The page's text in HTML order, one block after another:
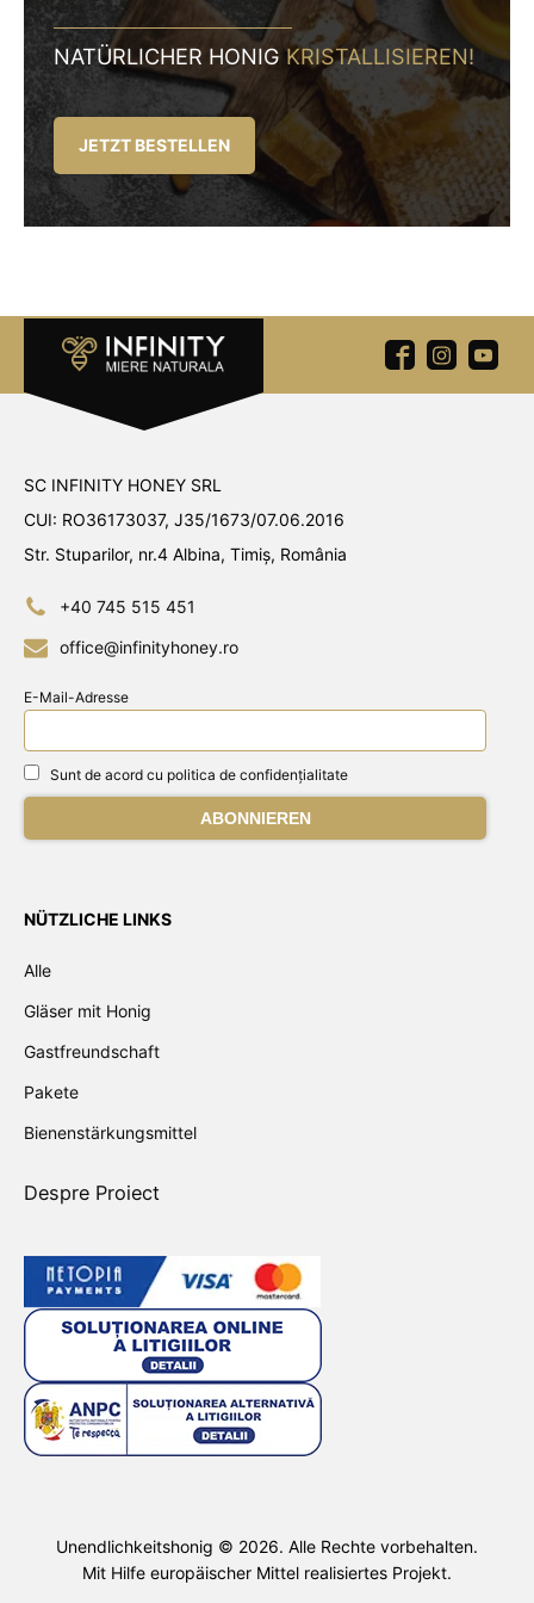
NATÜRLICHER HONIGKRISTALLISIEREN!
JETZT BESTELLEN
SC INFINITY HONEY SRL
CUI: RO36173037, J35/1673/07.06.2016
Str. Stuparilor, nr.4 Albina, Timiș, România
+40 745 515 451
office@infinityhoney.ro
E-Mail-Adresse
Sunt de acord cu politica de confidențialitate
NÜTZLICHE LINKS
Alle
Gläser mit Honig
Gastfreundschaft
Pakete
Bienenstärkungsmittel
Despre Proiect
Unendlichkeitshonig © 2026. Alle Rechte vorbehalten.
Mit Hilfe europäischer Mittel realisiertes Projekt.